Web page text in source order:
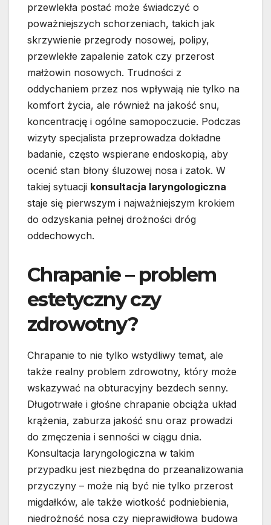
przewlekła postać może świadczyć o
poważniejszych schorzeniach, takich jak
skrzywienie przegrody nosowej, polipy,
przewlekłe zapalenie zatok czy przerost
małżowin nosowych. Trudności z
oddychaniem przez nos wpływają nie tylko na
komfort życia, ale również na jakość snu,
koncentrację i ogólne samopoczucie. Podczas
wizyty specjalista przeprowadza dokładne
badanie, często wspierane endoskopią, aby
ocenić stan błony śluzowej nosa i zatok. W
takiej sytuacji konsultacja laryngologiczna
staje się pierwszym i najważniejszym krokiem
do odzyskania pełnej drożności dróg
oddechowych.
Chrapanie – problem
estetyczny czy
zdrowotny?
Chrapanie to nie tylko wstydliwy temat, ale
także realny problem zdrowotny, który może
wskazywać na obturacyjny bezdech senny.
Długotrwałe i głośne chrapanie obciąża układ
krążenia, zaburza jakość snu oraz prowadzi
do zmęczenia i senności w ciągu dnia.
Konsultacja laryngologiczna w takim
przypadku jest niezbędna do przeanalizowania
przyczyny – może nią być nie tylko przerost
migdałków, ale także wiotkość podniebienia,
niedrożność nosa czy nieprawidłowa budowa